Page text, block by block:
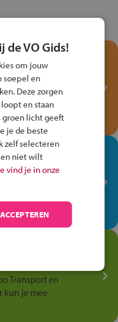
met het
Verkeersspel
fiets!
ben je op je
vmbo jouw talent
waar elke dag
in de
Transport en
kun je mee
VO Gids!
om jouw
soepel en
Deze zorgen
en staan
groen licht geeft
je de beste
zelf selecteren
niet wilt
vind je in onze